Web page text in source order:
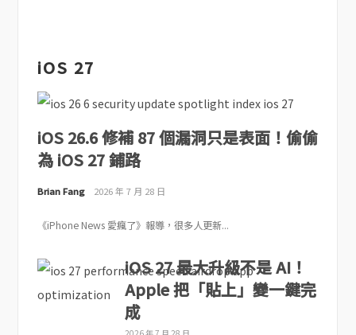
iOS 27
iOS 26.6 修補 87 個漏洞只是表面！偷偷
為 iOS 27 鋪路
Brian Fang 2026 年 7 月 28 日
《iPhone News 愛瘋了》報導，很多人更新...
iOS 27 最大升級不是 AI！
Apple 把「貼上」變一鍵完
成